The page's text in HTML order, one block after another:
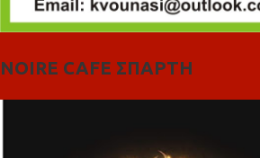
NOIRE CAFE ΣΠΑΡΤΗ